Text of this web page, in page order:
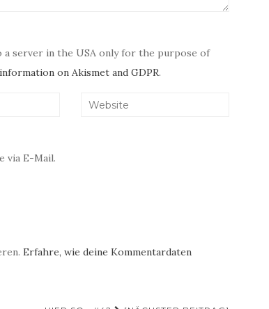
a server in the USA only for the purpose of
on Akismet and GDPR.
via E-Mail.
Erfahre, wie deine Kommentardaten